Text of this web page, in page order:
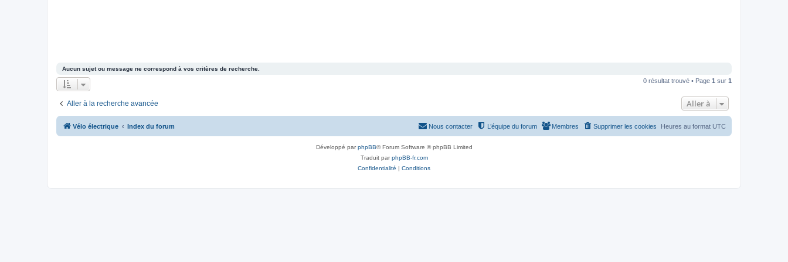
Aucun sujet ou message ne correspond à vos critères de recherche.
0 résultat trouvé • Page 1 sur 1
Aller à la recherche avancée Aller à
Vélo électrique Index du forum Heures au format UTC
Supprimer les cookies
Membres
L’équipe du forum
Nous contacter
Développé parphpBB® Forum Software © phpBB Limited
Traduit parphpBB-fr.com
Confidentialité | Conditions